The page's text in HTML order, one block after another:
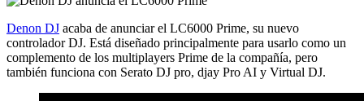
Denon DJ acaba de anunciar el LC6000 Prime, su nuevo
controlador DJ. Está diseñado principalmente para usarlo como un
complemento de los multiplayers Prime de la compañía, pero
también funciona con Serato DJ pro, djay Pro AI y Virtual DJ.